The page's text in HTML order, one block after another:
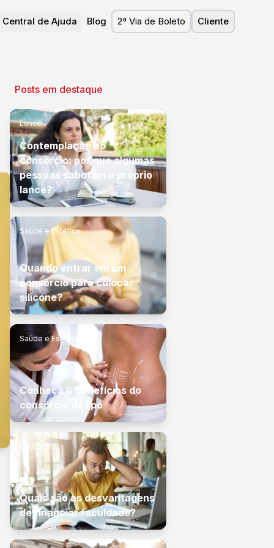
Central de Ajuda Blog 2ª Via de Boleto Cliente
Posts em destaque
Lance
Contemplação no
consórcio: por que algumas
pessoas sabotam o próprio
lance?
Saúde e Estética
Quando entrar em um
consórcio para colocar
silicone?
Saúde e Estética
Conheça 6 benefícios do
consórcio de lipo
Educação
Quais são as desvantagens
de financiar faculdade?